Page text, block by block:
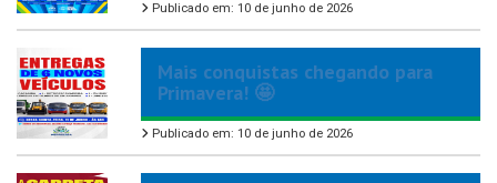
Publicado em: 10 de junho de 2026
Mais conquistas chegando para
Primavera! 🤩
Publicado em: 10 de junho de 2026